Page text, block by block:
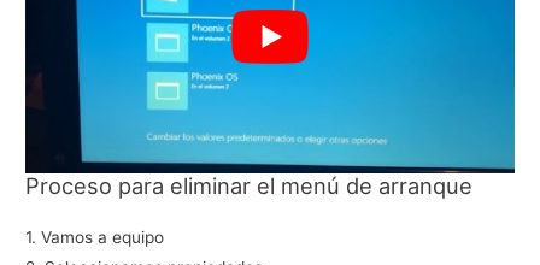
Proceso para eliminar el menú de arranque
1. Vamos a equipo